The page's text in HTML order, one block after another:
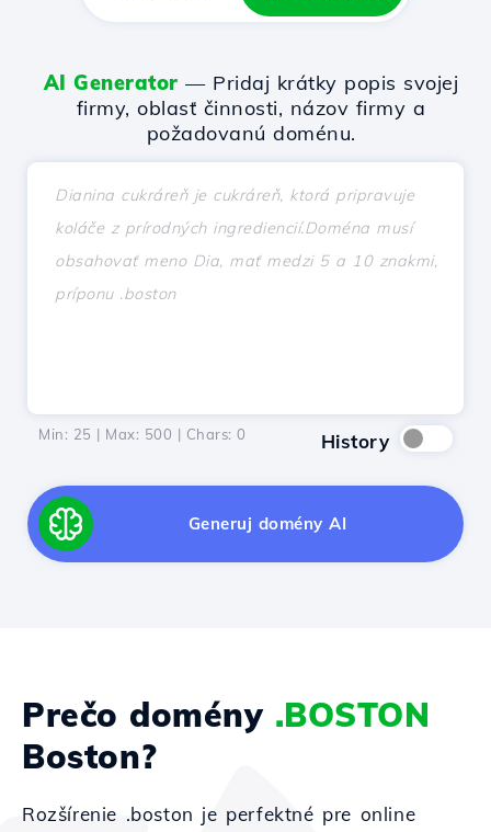
AI Generator — Pridaj krátky popis svojej
firmy, oblasť činnosti, názov firmy a
požadovanú doménu.
Min: 25 | Max: 500 | Chars: 0 History
Generuj domény AI
Prečo domény .BOSTON
Boston?
Rozšírenie .boston je perfektné pre online